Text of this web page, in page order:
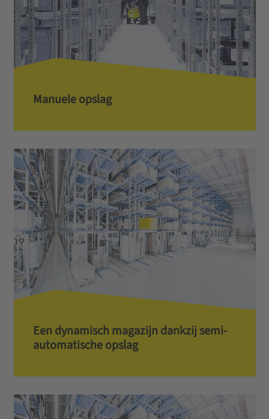
Manuele opslag
Een dynamisch magazijn dankzij semi-
automatische opslag